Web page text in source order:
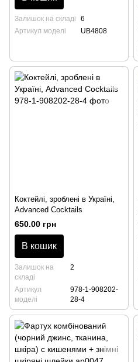
Залишок на складі
6
Артикул моделі
UB4808
Коктейлі, зроблені в Україні,
Advanced Cocktails
650.00 грн
В кошик
Залишок на
складі
2
Артикул
моделі
978-1-908202-
28-4